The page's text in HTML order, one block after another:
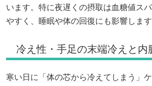
います。特に夜遅くの摂取は血糖値ス
やすく、睡眠や体の回復にも影響します
冷え性・手足の末端冷えと内
寒い日に「体の芯から冷えてしまう」